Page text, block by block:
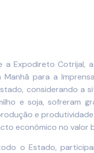
a Expodireto Cotrijal,
para a
considerando a
e soja, sofreram
e
econômico no valor
o Estado,